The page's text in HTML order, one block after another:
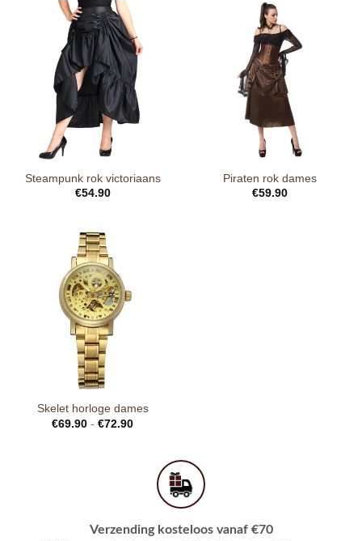
Steampunk rok victoriaans
€54.90
Piraten rok dames
€59.90
Skelet horloge dames
€69.90 - €72.90
Verzending kosteloos vanaf €70